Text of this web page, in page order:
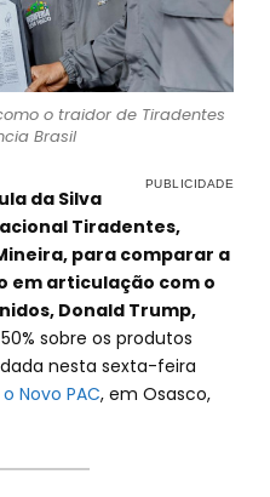
o traidor de Tiradentes
Brasil
da Silva
Tiradentes,
para comparar a
em articulação com o
Donald Trump,
sobre os produtos
nesta sexta-feira
Novo PAC, em Osasco,